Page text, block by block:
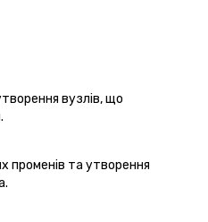
вузлів, що
променів та утворення